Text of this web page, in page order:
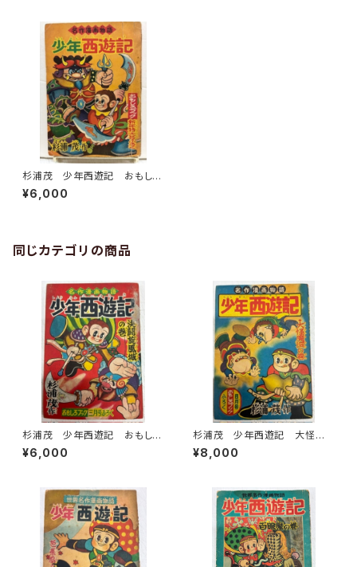
杉浦茂 少年西遊記 おもしろ
ブック 1956年１月号付録 集
英社
¥6,000
同じカテゴリの商品
杉浦茂 少年西遊記 おもしろ
ブック三月号付録 1956年
集英社
¥6,000
杉浦茂 少年西遊記 大怪魔
洞の巻 おもしろブックふろく
1956年 集英社
¥8,000